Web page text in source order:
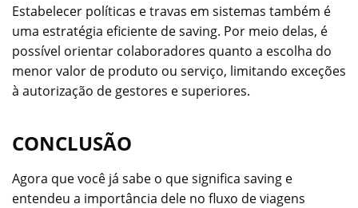
Estabelecer políticas e travas em sistemas também é
uma estratégia eficiente de saving. Por meio delas, é
possível orientar colaboradores quanto a escolha do
menor valor de produto ou serviço, limitando exceções
à autorização de gestores e superiores.
CONCLUSÃO
Agora que você já sabe o que significa saving e
entendeu a importância dele no fluxo de viagens